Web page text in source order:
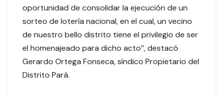
oportunidad de consolidar la ejecución de un
sorteo de lotería nacional, en el cual, un vecino
de nuestro bello distrito tiene el privilegio de ser
el homenajeado para dicho acto’’, destacó
Gerardo Ortega Fonseca, síndico Propietario del
Distrito Pará.